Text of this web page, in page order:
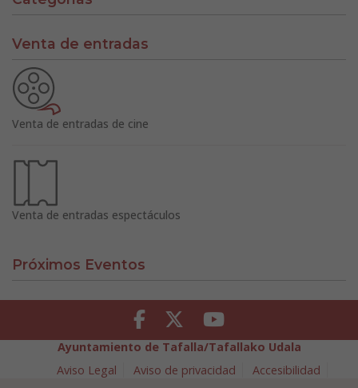
Venta de entradas
Venta de entradas de cine
Venta de entradas espectáculos
Próximos Eventos
Facebook Twitter Youtube
Ayuntamiento de Tafalla/Tafallako Udala
Aviso Legal
Aviso de privacidad
Accesibilidad